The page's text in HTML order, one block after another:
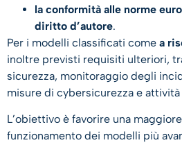
la conformità alle norme
diritto d’autore.
Per i modelli classificati come a
inoltre previsti requisiti ulteriori,
sicurezza, monitoraggio degli
misure di cybersicurezza e
L’obiettivo è favorire una
funzionamento dei modelli più